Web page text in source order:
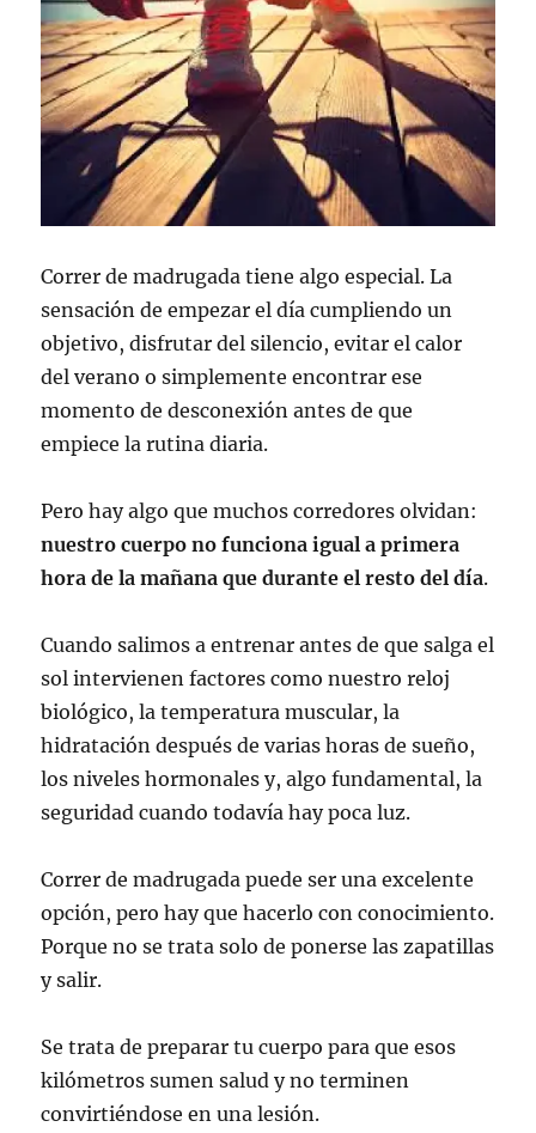
Correr de madrugada tiene algo especial. La
sensación de empezar el día cumpliendo un
objetivo, disfrutar del silencio, evitar el calor
del verano o simplemente encontrar ese
momento de desconexión antes de que
empiece la rutina diaria.
Pero hay algo que muchos corredores olvidan:
nuestro cuerpo no funciona igual a primera
hora de la mañana que durante el resto del día.
Cuando salimos a entrenar antes de que salga el
sol intervienen factores como nuestro reloj
biológico, la temperatura muscular, la
hidratación después de varias horas de sueño,
los niveles hormonales y, algo fundamental, la
seguridad cuando todavía hay poca luz.
Correr de madrugada puede ser una excelente
opción, pero hay que hacerlo con conocimiento.
Porque no se trata solo de ponerse las zapatillas
y salir.
Se trata de preparar tu cuerpo para que esos
kilómetros sumen salud y no terminen
convirtiéndose en una lesión.